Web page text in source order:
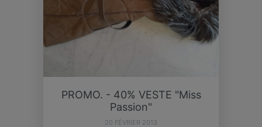
PROMO. - 40% VESTE "Miss
Passion"
20 FÉVRIER 2013